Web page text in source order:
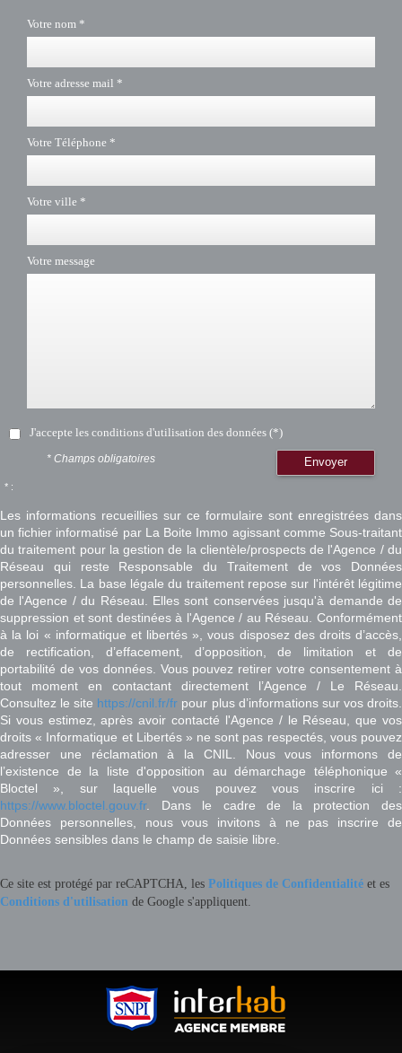
Votre nom *
Votre adresse mail *
Votre Téléphone *
Votre ville *
Votre message
J'accepte les conditions d'utilisation des données (*)
Envoyer
* Champs obligatoires
* :
Les informations recueillies sur ce formulaire sont enregistrées dans
un fichier informatisé par La Boite Immo agissant comme Sous-traitant
du traitement pour la gestion de la clientèle/prospects de l'Agence / du
Réseau qui reste Responsable du Traitement de vos Données
personnelles. La base légale du traitement repose sur l'intérêt légitime
de l'Agence / du Réseau. Elles sont conservées jusqu'à demande de
suppression et sont destinées à l'Agence / au Réseau. Conformément
à la loi « informatique et libertés », vous disposez des droits d’accès,
de rectification, d’effacement, d’opposition, de limitation et de
portabilité de vos données. Vous pouvez retirer votre consentement à
tout moment en contactant directement l’Agence / Le Réseau.
Consultez le site https://cnil.fr/fr pour plus d’informations sur vos droits.
Si vous estimez, après avoir contacté l'Agence / le Réseau, que vos
droits « Informatique et Libertés » ne sont pas respectés, vous pouvez
adresser une réclamation à la CNIL. Nous vous informons de
l’existence de la liste d'opposition au démarchage téléphonique «
Bloctel », sur laquelle vous pouvez vous inscrire ici :
https://www.bloctel.gouv.fr. Dans le cadre de la protection des
Données personnelles, nous vous invitons à ne pas inscrire de
Données sensibles dans le champ de saisie libre.
Ce site est protégé par reCAPTCHA, les Politiques de Confidentialité et es
Conditions d'utilisation de Google s'appliquent.